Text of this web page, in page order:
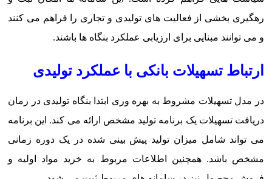
رهگیری بخشی از فعالیت های تولیدی و تجاری را فراهم می کنند
و می توانند مبنایی برای ارزیابی عملکرد بنگاه ها باشند.
ارتباط تسهیلات بانکی با عملکرد تولیدی
در مدل تسهیلات مشروط به بهره وری ابتدا بنگاه تولیدی در زمان
دریافت تسهیلات یک برنامه تولید مشخص ارائه می کند. این برنامه
می تواند شامل میزان تولید پیش بینی شده در یک دوره زمانی
مشخص باشد. همچنین اطلاعات مربوط به خرید مواد اولیه و